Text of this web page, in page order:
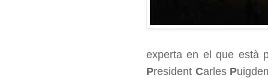
experta en el que està
President Carles P